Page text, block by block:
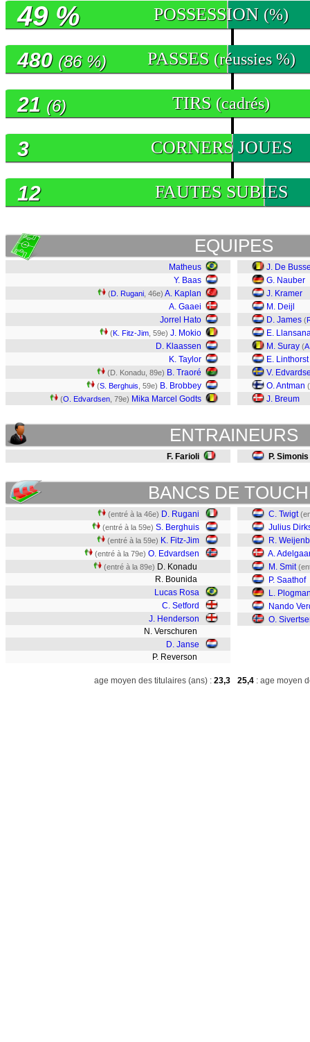
POSSESSION (%)
49 %
PASSES (réussies %)
480 (86 %)
TIRS (cadrés)
21 (6)
CORNERS JOUES
3
FAUTES SUBIES
12
EQUIPES
Matheus
Y. Baas
(D. Rugani , 46e) A. Kaplan
A. Gaaei
Jorrel Hato
(K. Fitz-Jim , 59e) J. Mokio
D. Klaassen
K. Taylor
(D. Konadu, 89e) B. Traoré
(S. Berghuis , 59e) B. Brobbey
(O. Edvardsen , 79e) Mika Marcel Godts
J. De
G. Nauber
J. Kramer
M. Deijl
D. James (
E.
M. Suray (
E. Linthorst
V.
O. Antman (
J. Breum
ENTRAINEURS
F. Farioli P. Simonis
BANCS DE
(entré à la 46e) D. Rugani
(entré à la 59e) S. Berghuis
(entré à la 59e) K. Fitz-Jim
(entré à la 79e) O. Edvardsen
(entré à la 89e) D. Konadu
R. Bounida
Lucas Rosa
C. Setford
J. Henderson
N. Verschuren
D. Janse
P. Reverson
C. Twigt
Julius
R.
A.
M. Smit
P. Saathof
L.
Nando
O.
age moyen des titulaires (ans) : 23,3 25,4 : age moyen